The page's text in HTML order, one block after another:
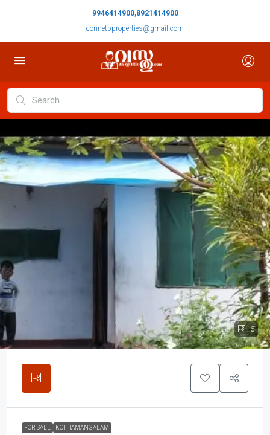
9946414900,8921414900
connetpproperties@gmail.com
6
FOR SALE KOTHAMANGALAM